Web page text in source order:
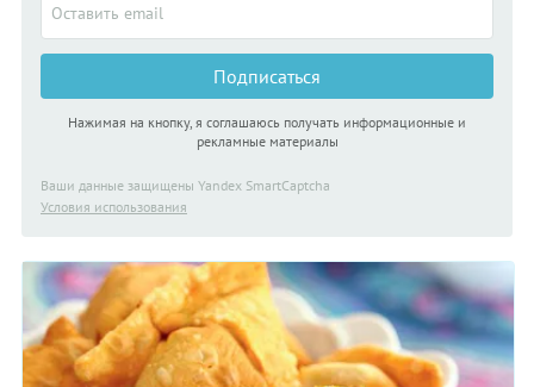
Подписаться
Нажимая на кнопку, я соглашаюсь получать информационные и
рекламные материалы
Ваши данные защищены Yandex SmartCaptcha
Условия использования